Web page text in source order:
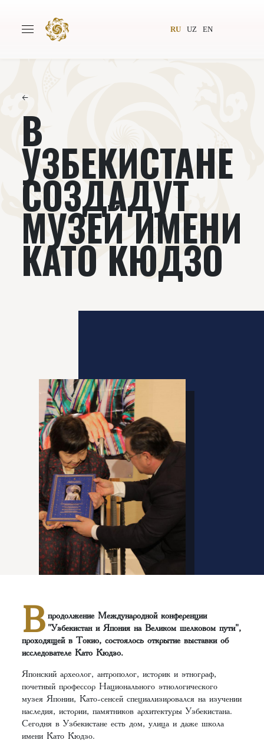
RU UZ EN
Авторы
Издательство Новости
Проекты Подкасты
Книги Видеолекторий
←
В
УЗБЕКИСТАНЕ
СОЗДАДУТ
МУЗЕЙ ИМЕНИ
КАТО КЮДЗО
В продолжение Международной конференции
"Узбекистан и Япония на Великом шелковом пути",
проходящей в Токио, состоялось открытие выставки об
исследователе Като Кюдзо.
Японский археолог, антрополог, историк и этнограф,
почетный профессор Национального этнологического
музея Японии, Като-сенсей специализировался на изучении
наследия, истории, памятников архитектуры Узбекистана.
Сегодня в Узбекистане есть дом, улица и даже школа
имени Като Кюдзо.